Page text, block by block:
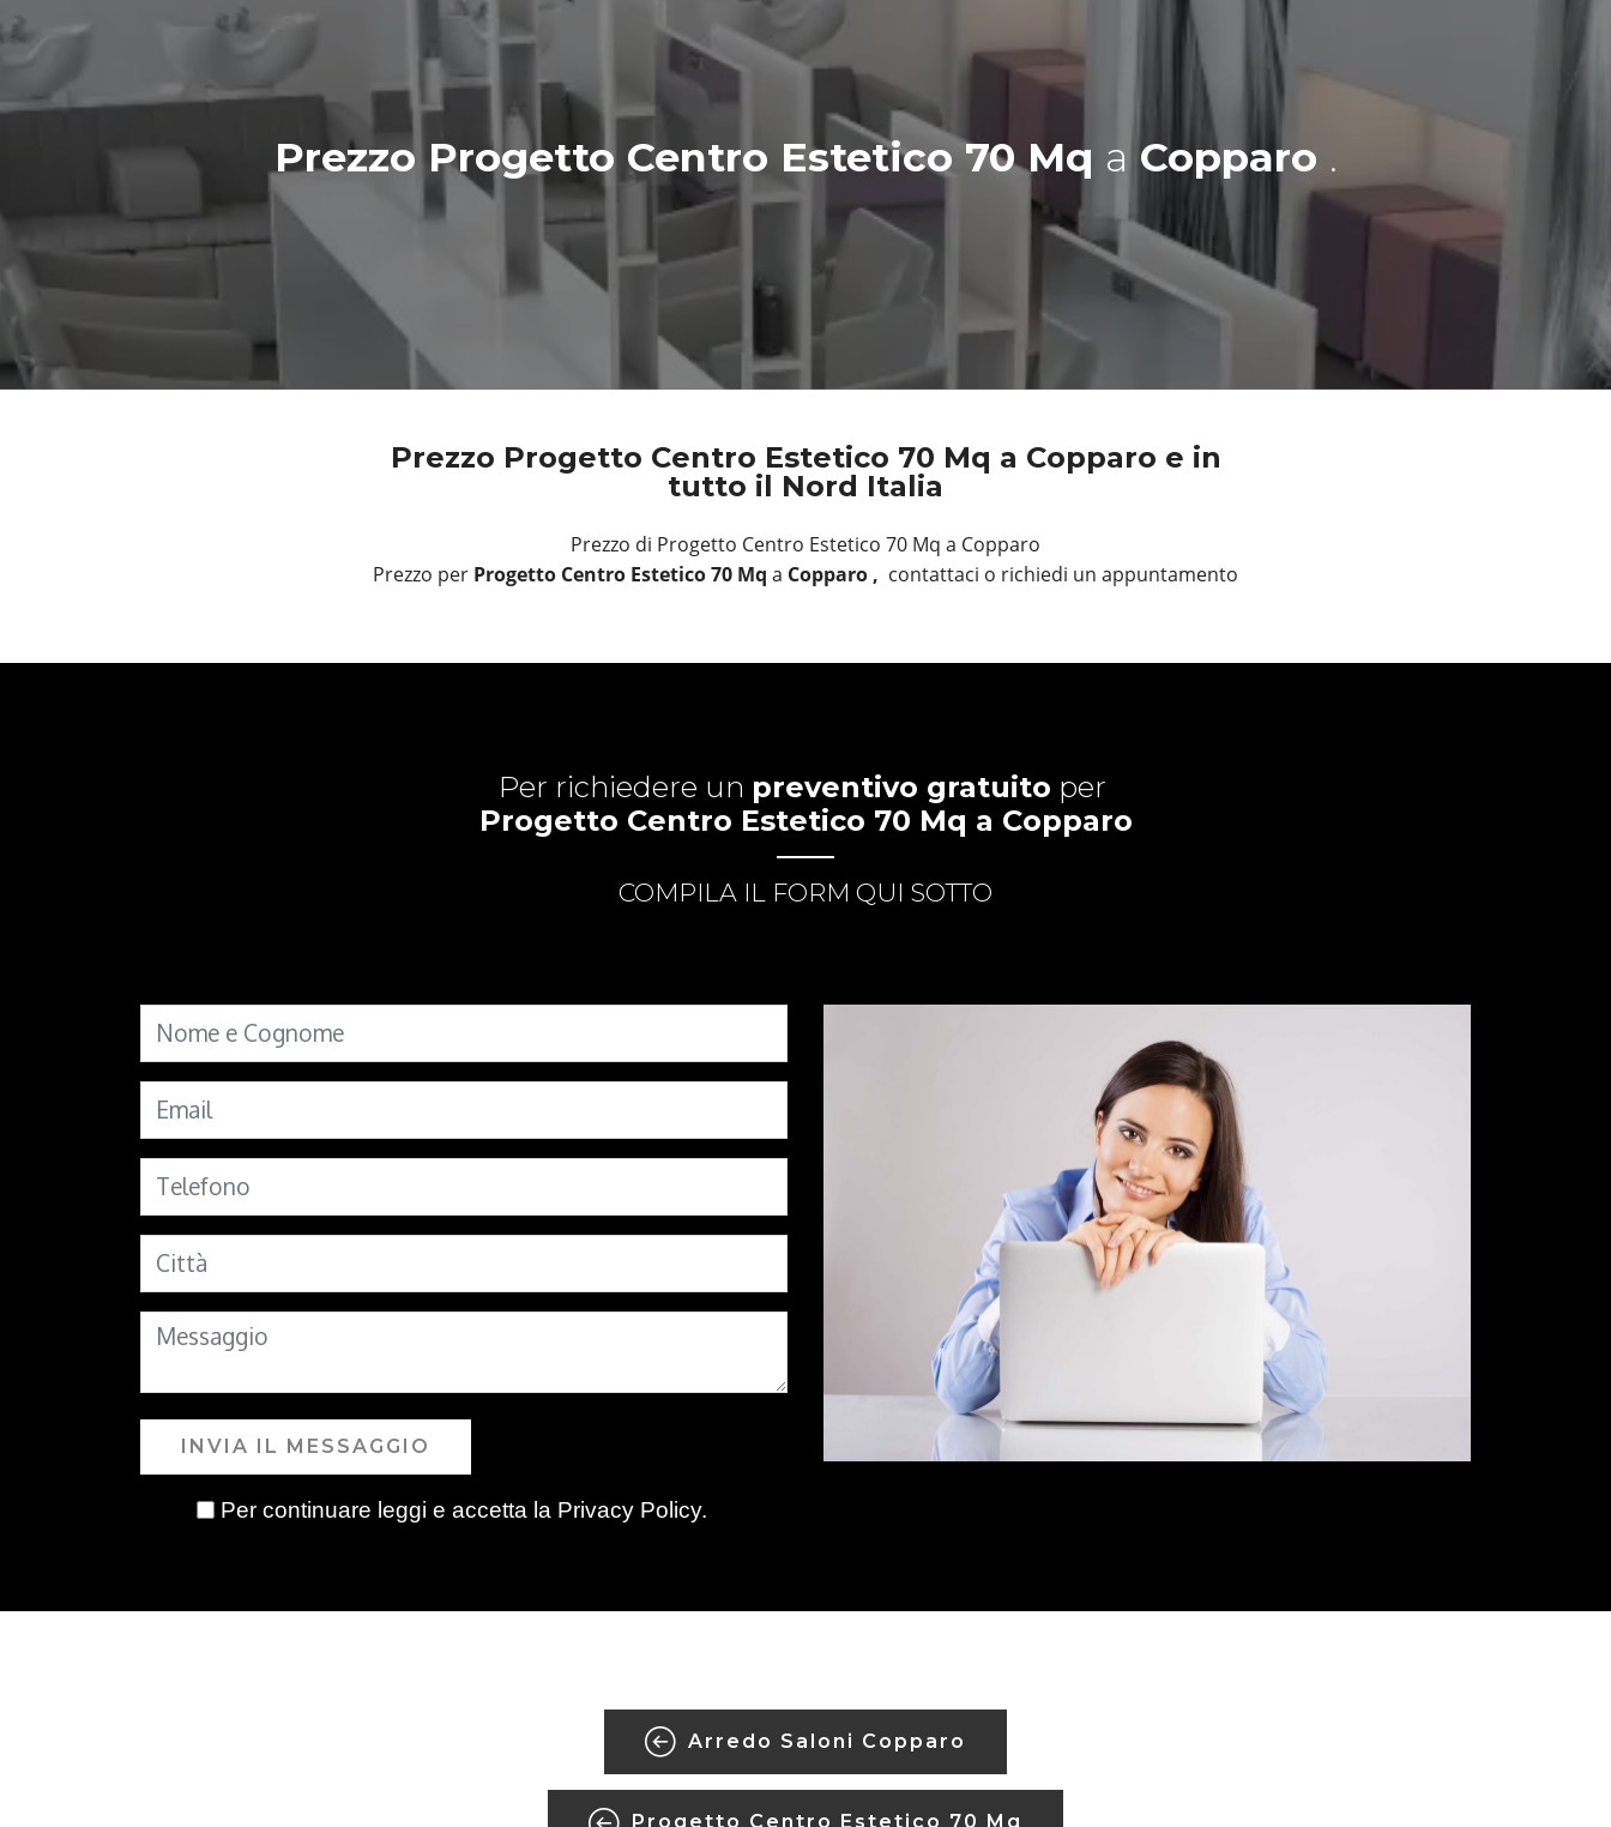
Prezzo Progetto Centro Estetico 70 Mq a Copparo .
Prezzo Progetto Centro Estetico 70 Mq a Copparo e in
tutto il Nord Italia
Prezzo di Progetto Centro Estetico 70 Mq a Copparo
Prezzo per Progetto Centro Estetico 70 Mq a Copparo , contattaci o richiedi un appuntamento
Per richiedere un preventivo gratuito per
Progetto Centro Estetico 70 Mq a Copparo
COMPILA IL FORM QUI SOTTO
INVIA IL MESSAGGIO
Per continuare leggi e accetta la Privacy Policy.
Arredo Saloni Copparo
Progetto Centro Estetico 70 Mq